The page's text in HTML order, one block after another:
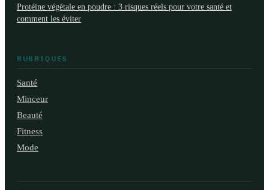
Protéine végétale en poudre : 3 risques réels pour votre santé et
comment les éviter
RUBRIQUES
Santé
Minceur
Beauté
Fitness
Mode